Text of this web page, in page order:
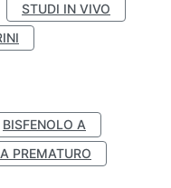
STUDI IN VIVO
BISFENOLO A
PREMATURO